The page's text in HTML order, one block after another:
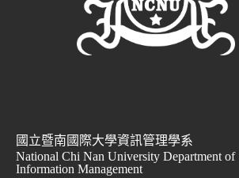
國立暨南國際大學資訊管理學系
National Chi Nan University Department of
Information Management